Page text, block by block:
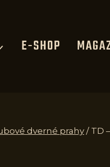
E-SHOP
dverné prahy/ TD